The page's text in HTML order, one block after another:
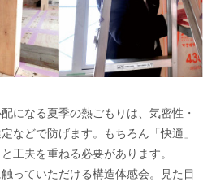
になる夏季の熱ごもりは、気密性・
などで防げます。もちろん「快適」
工夫を重ねる必要があります。
っていただける構造体感会。見た目